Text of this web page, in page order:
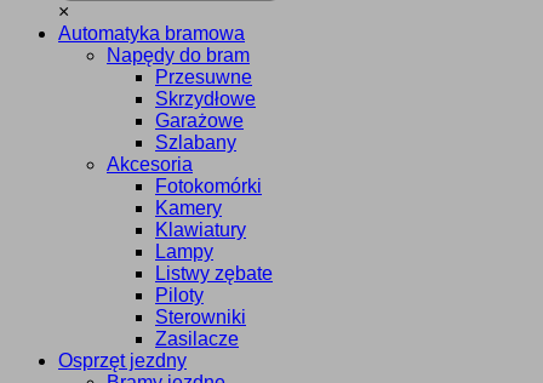
×
Automatyka bramowa
Napędy do bram
Przesuwne
Skrzydłowe
Garażowe
Szlabany
Akcesoria
Fotokomórki
Kamery
Klawiatury
Lampy
Listwy zębate
Piloty
Sterowniki
Zasilacze
Osprzęt jezdny